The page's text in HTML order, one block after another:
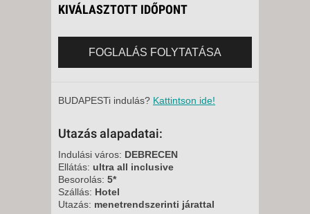
PÉNTEK -
2026. AUGUSZTUS 28.,
2026. AUGUSZTUS 28.,
8 NAP / 7 ÉJSZAKA
2026. SZEPTEMBER 04.,
PÉNTEK -
8 NAP / 7 ÉJSZAKA
2026. SZEPTEMBER 04.,
KIVÁLASZTOTT IDŐPONT
FOGLALÁS FOLYTATÁSA
BUDAPESTi indulás? Kattintson ide!
Utazás alapadatai:
Indulási város: DEBRECEN
Ellátás: ultra all inclusive
Besorolás: 5*
Szállás: Hotel
Utazás: menetrendszerinti járattal